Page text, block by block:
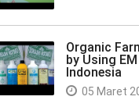
Organic
by Using
Indonesia
05 Maret